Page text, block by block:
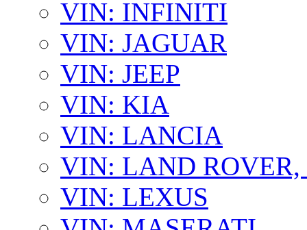
VIN: INFINITI
VIN: JAGUAR
VIN: JEEP
VIN: KIA
VIN: LANCIA
VIN: LAND ROVER,
VIN: LEXUS